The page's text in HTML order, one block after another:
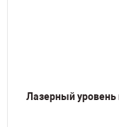
Лазерный уровень